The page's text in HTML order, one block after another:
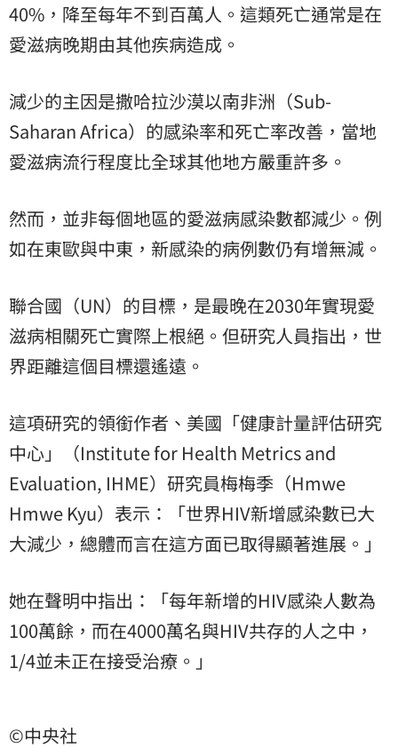
40%，降至每年不到百萬人。這類死亡通常是在
愛滋病晚期由其他疾病造成。
減少的主因是撒哈拉沙漠以南非洲（Sub-
Saharan Africa）的感染率和死亡率改善，當地
愛滋病流行程度比全球其他地方嚴重許多。
然而，並非每個地區的愛滋病感染數都減少。例
如在東歐與中東，新感染的病例數仍有增無減。
聯合國（UN）的目標，是最晚在2030年實現愛
滋病相關死亡實際上根絕。但研究人員指出，世
界距離這個目標還遙遠。
這項研究的領銜作者、美國「健康計量評估研究
中心」（Institute for Health Metrics and
Evaluation, IHME）研究員梅梅季（Hmwe
Hmwe Kyu）表示：「世界HIV新增感染數已大
大減少，總體而言在這方面已取得顯著進展。」
她在聲明中指出：「每年新增的HIV感染人數為
100萬餘，而在4000萬名與HIV共存的人之中，
1/4並未正在接受治療。」
©中央社